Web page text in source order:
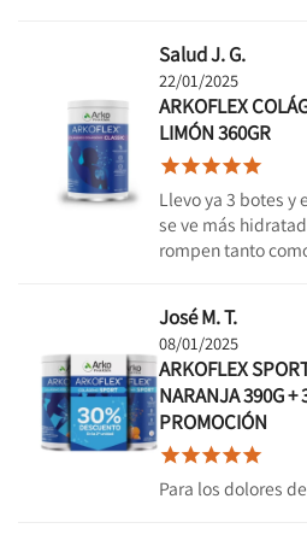
Salud J. G.
22/01/2025
ARKOFLEX
LIMÓN 360GR

Llevo ya 3 botes y
se ve más
rompen tanto
José M. T.
08/01/2025
ARKOFLEX
NARANJA 390G +
PROMOCIÓN

Para los dolores